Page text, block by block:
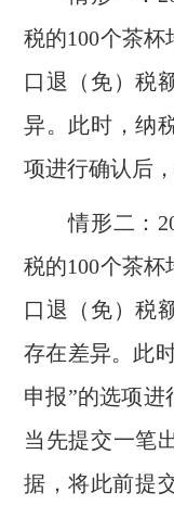
税的100个茶
口退（免）税
异。此时，纳
项进行确认后
情形二：
税的100个茶
口退（免）税
存在差异。此
申报”的选项
当先提交一笔
据，将此前提